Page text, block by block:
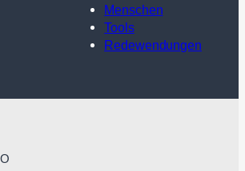
Menschen
Tools
Redewendungen